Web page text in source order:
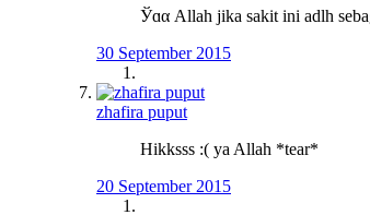
Ўɑα Allah jika sakit ini adlh
30 September 2015
zhafira puput
Hikksss :( ya Allah *tear*
20 September 2015